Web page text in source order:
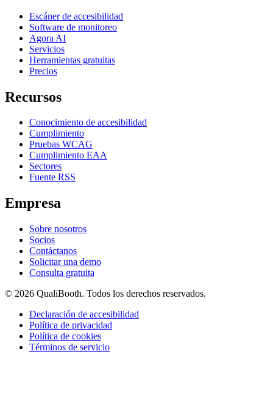
Escáner de accesibilidad
Software de monitoreo
Agora AI
Servicios
Herramientas gratuitas
Precios
Recursos
Conocimiento de accesibilidad
Cumplimiento
Pruebas WCAG
Cumplimiento EAA
Sectores
Fuente RSS
Empresa
Sobre nosotros
Socios
Contáctanos
Solicitar una demo
Consulta gratuita
© 2026 QualiBooth. Todos los derechos reservados.
Declaración de accesibilidad
Política de privacidad
Política de cookies
Términos de servicio